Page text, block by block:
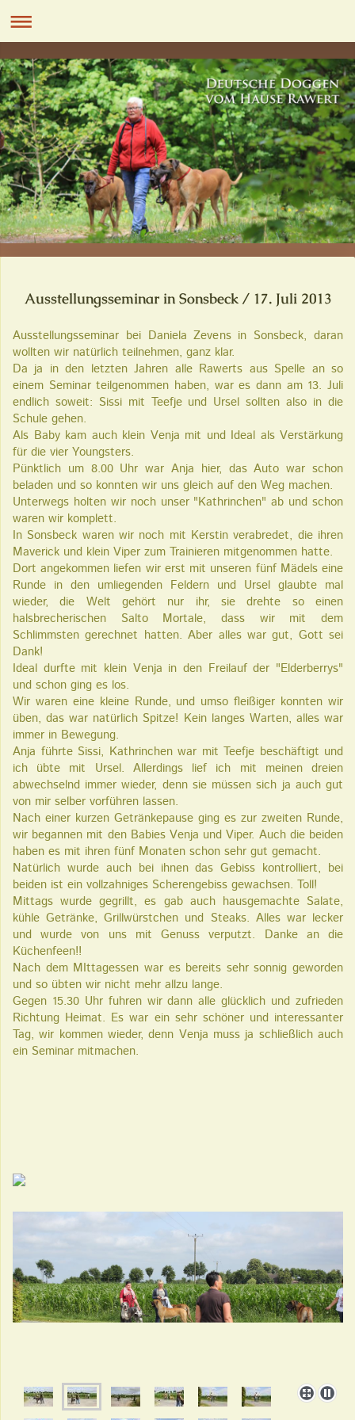
Ausstellungsseminar in Sonsbeck / 17. Juli 2013
Ausstellungsseminar bei Daniela Zevens in Sonsbeck, daran
wollten wir natürlich teilnehmen, ganz klar.
Da ja in den letzten Jahren alle Rawerts aus Spelle an so
einem Seminar teilgenommen haben, war es dann am 13. Juli
endlich soweit: Sissi mit Teefje und Ursel sollten also in die
Schule gehen.
Als Baby kam auch klein Venja mit und Ideal als Verstärkung
für die vier Youngsters.
Pünktlich um 8.00 Uhr war Anja hier, das Auto war schon
beladen und so konnten wir uns gleich auf den Weg machen.
Unterwegs holten wir noch unser "Kathrinchen" ab und schon
waren wir komplett.
In Sonsbeck waren wir noch mit Kerstin verabredet, die ihren
Maverick und klein Viper zum Trainieren mitgenommen hatte.
Dort angekommen liefen wir erst mit unseren fünf Mädels eine
Runde in den umliegenden Feldern und Ursel glaubte mal
wieder, die Welt gehört nur ihr, sie drehte so einen
halsbrecherischen Salto Mortale, dass wir mit dem
Schlimmsten gerechnet hatten. Aber alles war gut, Gott sei
Dank!
Ideal durfte mit klein Venja in den Freilauf der "Elderberrys"
und schon ging es los.
Wir waren eine kleine Runde, und umso fleißiger konnten wir
üben, das war natürlich Spitze! Kein langes Warten, alles war
immer in Bewegung.
Anja führte Sissi, Kathrinchen war mit Teefje beschäftigt und
ich übte mit Ursel. Allerdings lief ich mit meinen dreien
abwechselnd immer wieder, denn sie müssen sich ja auch gut
von mir selber vorführen lassen.
Nach einer kurzen Getränkepause ging es zur zweiten Runde,
wir begannen mit den Babies Venja und Viper. Auch die beiden
haben es mit ihren fünf Monaten schon sehr gut gemacht.
Natürlich wurde auch bei ihnen das Gebiss kontrolliert, bei
beiden ist ein vollzahniges Scherengebiss gewachsen. Toll!
Mittags wurde gegrillt, es gab auch hausgemachte Salate,
kühle Getränke, Grillwürstchen und Steaks. Alles war lecker
und wurde von uns mit Genuss verputzt. Danke an die
Küchenfeen!!
Nach dem MIttagessen war es bereits sehr sonnig geworden
und so übten wir nicht mehr allzu lange.
Gegen 15.30 Uhr fuhren wir dann alle glücklich und zufrieden
Richtung Heimat. Es war ein sehr schöner und interessanter
Tag, wir kommen wieder, denn Venja muss ja schließlich auch
ein Seminar mitmachen.